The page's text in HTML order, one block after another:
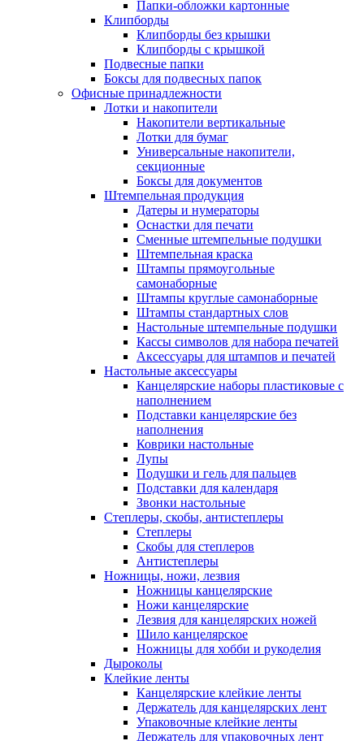
Папки-обложки картонные
Клипборды
Клипборды без крышки
Клипборды с крышкой
Подвесные папки
Боксы для подвесных папок
Офисные принадлежности
Лотки и накопители
Накопители вертикальные
Лотки для бумаг
Универсальные накопители,
секционные
Боксы для документов
Штемпельная продукция
Датеры и нумераторы
Оснастки для печати
Сменные штемпельные подушки
Штемпельная краска
Штампы прямоугольные
самонаборные
Штампы круглые самонаборные
Штампы стандартных слов
Настольные штемпельные подушки
Кассы символов для набора печатей
Аксессуары для штампов и печатей
Настольные аксессуары
Канцелярские наборы пластиковые с
наполнением
Подставки канцелярские без
наполнения
Коврики настольные
Лупы
Подушки и гель для пальцев
Подставки для календаря
Звонки настольные
Степлеры, скобы, антистеплеры
Степлеры
Скобы для степлеров
Антистеплеры
Ножницы, ножи, лезвия
Ножницы канцелярские
Ножи канцелярские
Лезвия для канцелярских ножей
Шило канцелярское
Ножницы для хобби и рукоделия
Дыроколы
Клейкие ленты
Канцелярские клейкие ленты
Держатель для канцелярских лент
Упаковочные клейкие ленты
Держатель для упаковочных лент